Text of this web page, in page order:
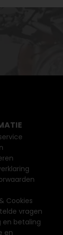
Cookies
vragen
en betaling
en